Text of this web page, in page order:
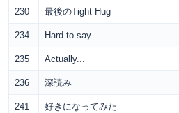
230 最後のTight Hug
234 Hard to say
235 Actually...
236 深読み
241 好きになってみた